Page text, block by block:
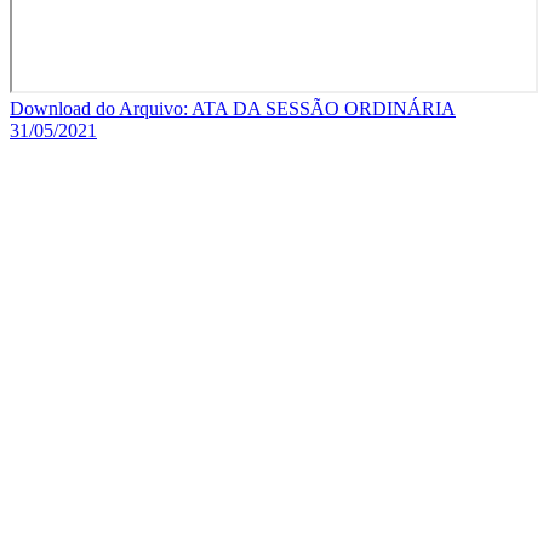
Download do Arquivo: ATA DA SESSÃO ORDINÁRIA
31/05/2021